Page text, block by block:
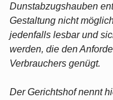
Dunstabzugshauben
Gestaltung nicht
jedenfalls lesbar und
werden, die den
Verbrauchers genügt.
Der Gerichtshof nennt